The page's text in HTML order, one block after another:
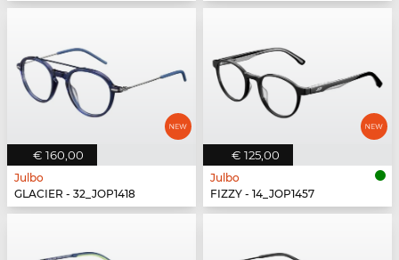
€ 160,00
Julbo
GLACIER - 32_JOP1418
€ 125,00
Julbo
FIZZY - 14_JOP1457